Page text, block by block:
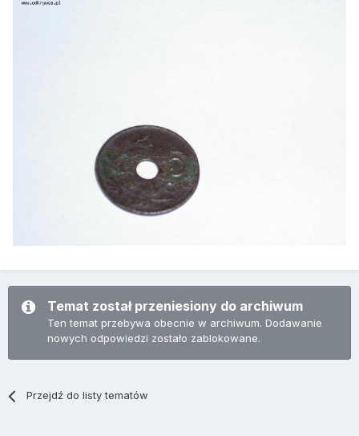
Temat został przeniesiony do archiwum
Ten temat przebywa obecnie w archiwum. Dodawanie
nowych odpowiedzi zostało zablokowane.
Przejdź do listy tematów